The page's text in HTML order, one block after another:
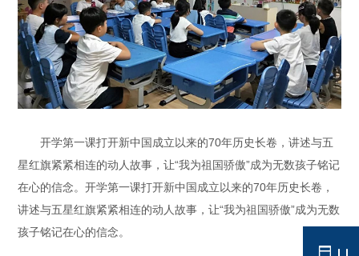
开学第一课打开新中国成立以来的70年历史长卷，讲述与五
星红旗紧紧相连的动人故事，让“我为祖国骄傲”成为无数孩子铭记
在心的信念。开学第一课打开新中国成立以来的70年历史长卷，
讲述与五星红旗紧紧相连的动人故事，让“我为祖国骄傲”成为无数
孩子铭记在心的信念。